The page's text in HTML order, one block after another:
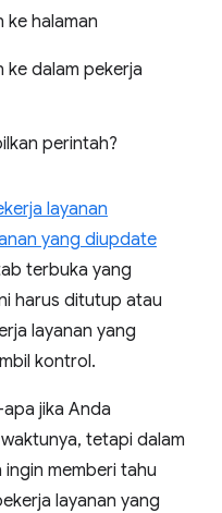
ke halaman
ke dalam pekerja
perintah?
layanan
yang diupdate
terbuka yang
harus ditutup atau
layanan yang
kontrol.
jika Anda
tetapi dalam
memberi tahu
layanan yang